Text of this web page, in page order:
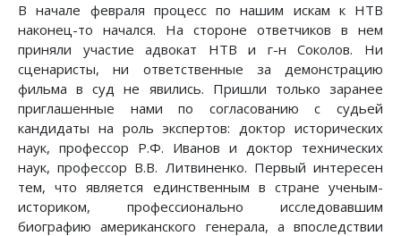
В начале февраля процесс по нашим искам к НТВ
наконец-то начался. На стороне ответчиков в нем
приняли участие адвокат НТВ и г-н Соколов. Ни
сценаристы, ни ответственные за демонстрацию
фильма в суд не явились. Пришли только заранее
приглашенные нами по согласованию с судьей
кандидаты на роль экспертов: доктор исторических
наук, профессор Р.Ф. Иванов и доктор технических
наук, профессор В.В. Литвиненко. Первый интересен
тем, что является единственным в стране ученым-
историком, профессионально исследовавшим
биографию американского генерала, а впоследствии